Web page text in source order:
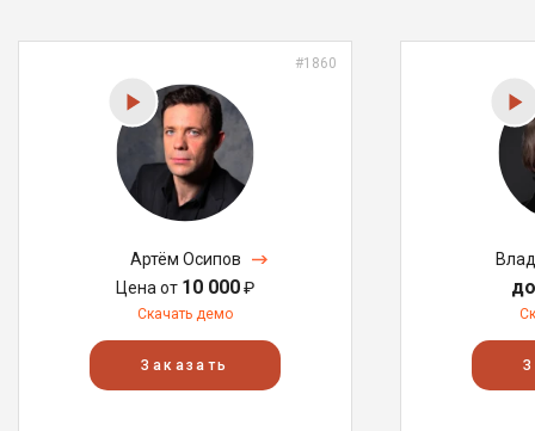
#1860
Артём Осипов
Цена от 10 000₽
Скачать демо
Заказать